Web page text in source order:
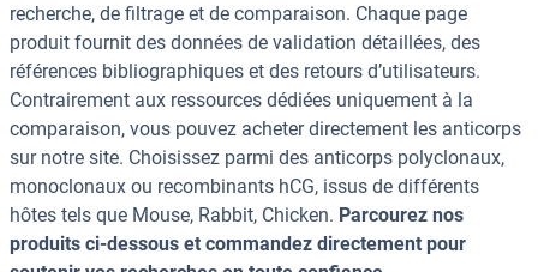
recherche, de filtrage et de comparaison. Chaque page
produit fournit des données de validation détaillées, des
références bibliographiques et des retours d’utilisateurs.
Contrairement aux ressources dédiées uniquement à la
comparaison, vous pouvez acheter directement les anticorps
sur notre site. Choisissez parmi des anticorps polyclonaux,
monoclonaux ou recombinants hCG, issus de différents
hôtes tels que Mouse, Rabbit, Chicken. Parcourez nos
produits ci-dessous et commandez directement pour